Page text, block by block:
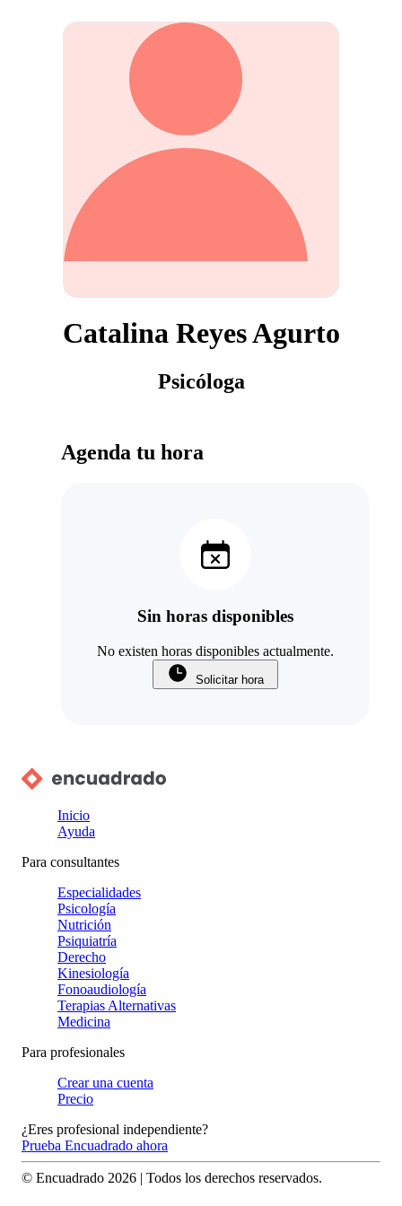
Catalina Reyes Agurto
Psicóloga
Agenda tu hora
Sin horas disponibles
No existen horas disponibles actualmente.
Solicitar hora
Inicio
Ayuda
Para consultantes
Especialidades
Psicología
Nutrición
Psiquiatría
Derecho
Kinesiología
Fonoaudiología
Terapias Alternativas
Medicina
Para profesionales
Crear una cuenta
Precio
¿Eres profesional independiente?
Prueba Encuadrado ahora
© Encuadrado 2026 | Todos los derechos reservados.